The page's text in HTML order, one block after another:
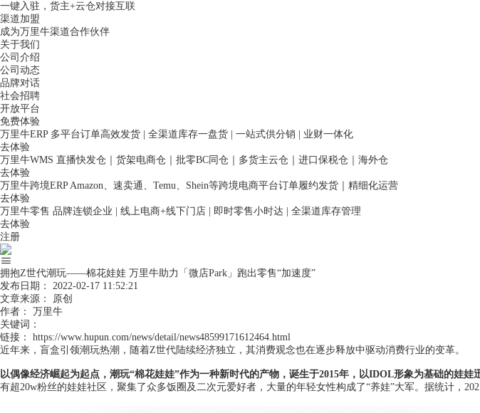
一键入驻，货主+云仓对接互联
渠道加盟
成为万里牛渠道合作伙伴
关于我们
公司介绍
公司动态
品牌对话
社会招聘
开放平台
免费体验
万里牛ERP 多平台订单高效发货 | 全渠道库存一盘货 | 一站式供分销 | 业财一体化
去体验
万里牛WMS 直播快发仓｜货架电商仓｜批零BC同仓｜多货主云仓｜进口保税仓｜海外仓
去体验
万里牛跨境ERP Amazon、速卖通、Temu、Shein等跨境电商平台订单履约发货｜精细化运营
去体验
万里牛零售 品牌连锁企业 | 线上电商+线下门店 | 即时零售小时达 | 全渠道库存管理
去体验
注册
拥抱Z世代潮玩——棉花娃娃 万里牛助力「微店Park」跑出零售“加速度”
发布日期：
2022-02-17 11:52:21
文章来源：
原创
作者：
万里牛
关键词：
链接：
https://www.hupun.com/news/detail/news48599171612464.html
近年来，盲盒引领潮玩热潮，随着Z世代陆续经济独立，其消费观念也在逐步释放中驱动消费行业的变革。
以偶像经济崛起为起点，潮玩“棉花娃娃”作为一种新时代的产物，诞生于2015年，以IDOL形象为基础的娃娃
有超20w粉丝的娃娃社区，聚集了众多饭圈及二次元爱好者，大量的年轻女性构成了“养娃”大军。据统计，